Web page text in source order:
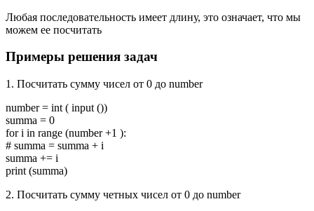
Любая последовательность имеет длину, это означает, что мы
можем ее посчитать
Примеры решения задач
1. Посчитать сумму чисел от 0 до number
number = int ( input ())
summa = 0
for i in range (number +1 ):
# summa = summa + i
summa += i
print (summa)
2. Посчитать сумму четных чисел от 0 до number